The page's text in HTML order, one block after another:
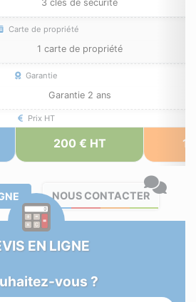
3 clés de sécurité
Carte de propriété
1 carte de propriété
Garantie
Garantie 2 ans
Prix HT
200 € HT
NOUS CONTACTER
EN LIGNE
vous ?